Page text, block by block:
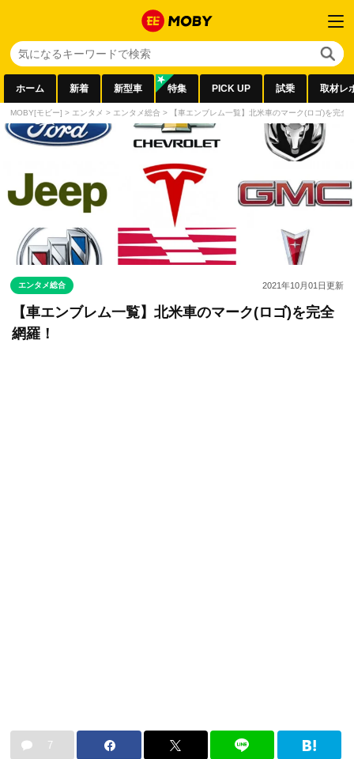
ホーム 新着 新型車 特集 PICK UP 試乗 取材レ
MOBY[モビー] > エンタメ > エンタメ総合 > 【車エンブレム一覧】北米車のマーク(ロゴ)を完全
エンタメ総合 2021年10月01日更新
【車エンブレム一覧】北米車のマーク(ロゴ)を完全
網羅！
7